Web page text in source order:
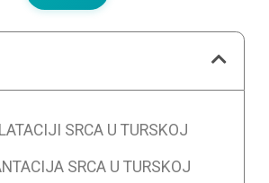
SRCA U TURSKOJ
SRCA U TURSKOJ